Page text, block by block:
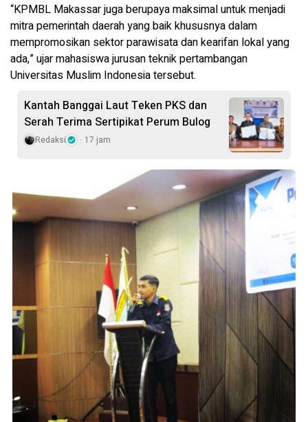
“KPMBL Makassar juga berupaya maksimal untuk menjadi
mitra pemerintah daerah yang baik khususnya dalam
mempromosikan sektor parawisata dan kearifan lokal yang
ada,” ujar mahasiswa jurusan teknik pertambangan
Universitas Muslim Indonesia tersebut.
Kantah Banggai Laut Teken PKS dan
Serah Terima Sertipikat Perum Bulog
Redaksi 17 jam